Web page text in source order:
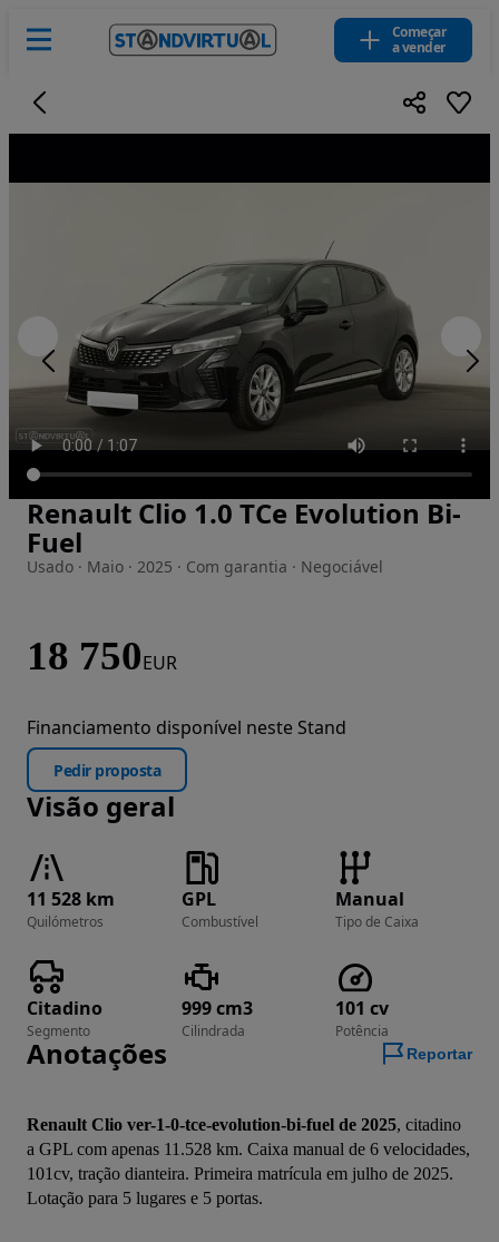
Começar
a vender
Imagem 1 de 21
Renault Clio 1.0 TCe Evolution Bi-
Fuel
Usado · Maio · 2025 · Com garantia · Negociável
18 750EUR
Financiamento disponível neste Stand
Pedir proposta
Visão geral
11 528 km
Quilómetros
GPL
Combustível
Manual
Tipo de Caixa
Citadino
Segmento
999 cm3
Cilindrada
101 cv
Potência
Anotações Reportar
Renault Clio ver-1-0-tce-evolution-bi-fuel de 2025, citadino
a GPL com apenas 11.528 km. Caixa manual de 6 velocidades,
101cv, tração dianteira. Primeira matrícula em julho de 2025.
Lotação para 5 lugares e 5 portas.